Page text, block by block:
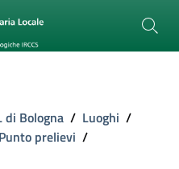
di Bologna / Luoghi /
Punto prelievi /